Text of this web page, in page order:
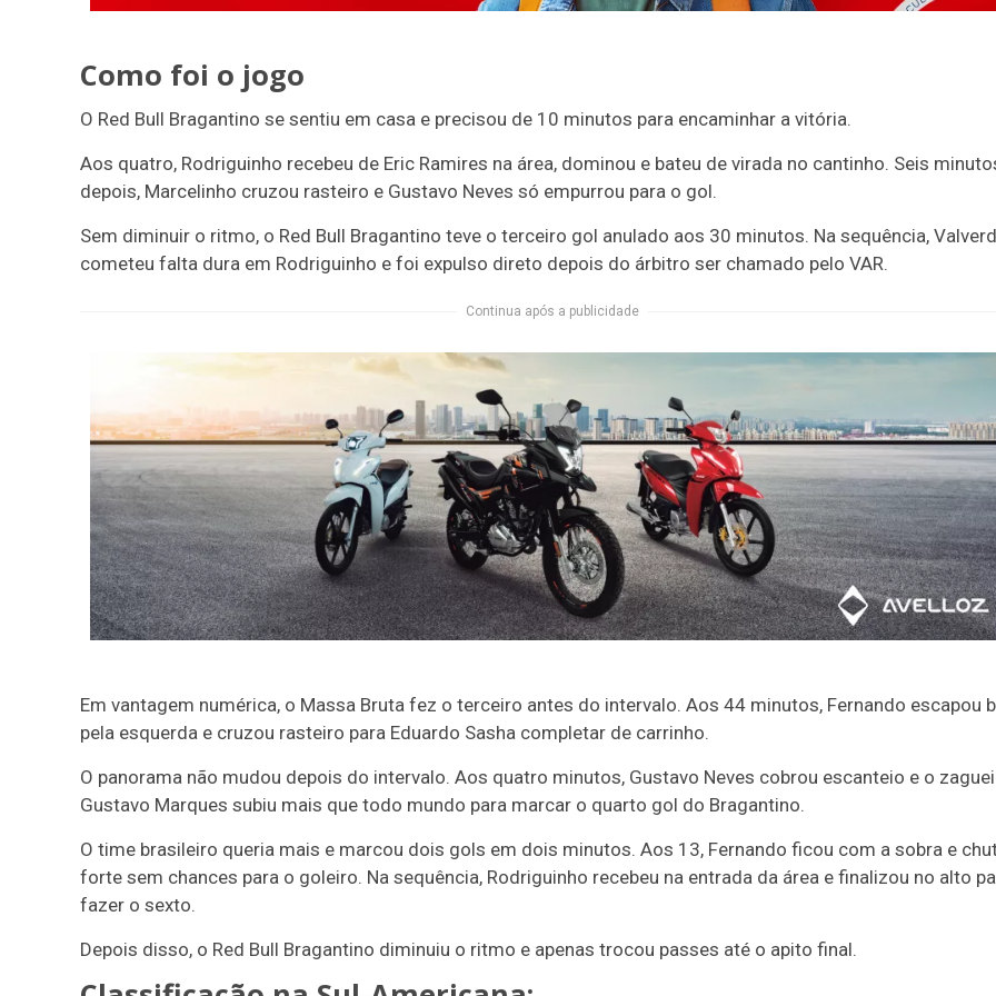
Como foi o jogo
O Red Bull Bragantino se sentiu em casa e precisou de 10 minutos para encaminhar a vitória.
Aos quatro, Rodriguinho recebeu de Eric Ramires na área, dominou e bateu de virada no cantinho. Seis
depois, Marcelinho cruzou rasteiro e Gustavo Neves só empurrou para o gol.
Sem diminuir o ritmo, o Red Bull Bragantino teve o terceiro gol anulado aos 30 minutos. Na sequência,
cometeu falta dura em Rodriguinho e foi expulso direto depois do árbitro ser chamado pelo VAR.
Continua após a publicidade
Em vantagem numérica, o Massa Bruta fez o terceiro antes do intervalo. Aos 44 minutos, Fernando escapou
pela esquerda e cruzou rasteiro para Eduardo Sasha completar de carrinho.
O panorama não mudou depois do intervalo. Aos quatro minutos, Gustavo Neves cobrou escanteio e o
Gustavo Marques subiu mais que todo mundo para marcar o quarto gol do Bragantino.
O time brasileiro queria mais e marcou dois gols em dois minutos. Aos 13, Fernando ficou com a sobra e
forte sem chances para o goleiro. Na sequência, Rodriguinho recebeu na entrada da área e finalizou no alto
fazer o sexto.
Depois disso, o Red Bull Bragantino diminuiu o ritmo e apenas trocou passes até o apito final.